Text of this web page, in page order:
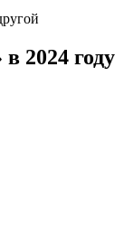
2024 году